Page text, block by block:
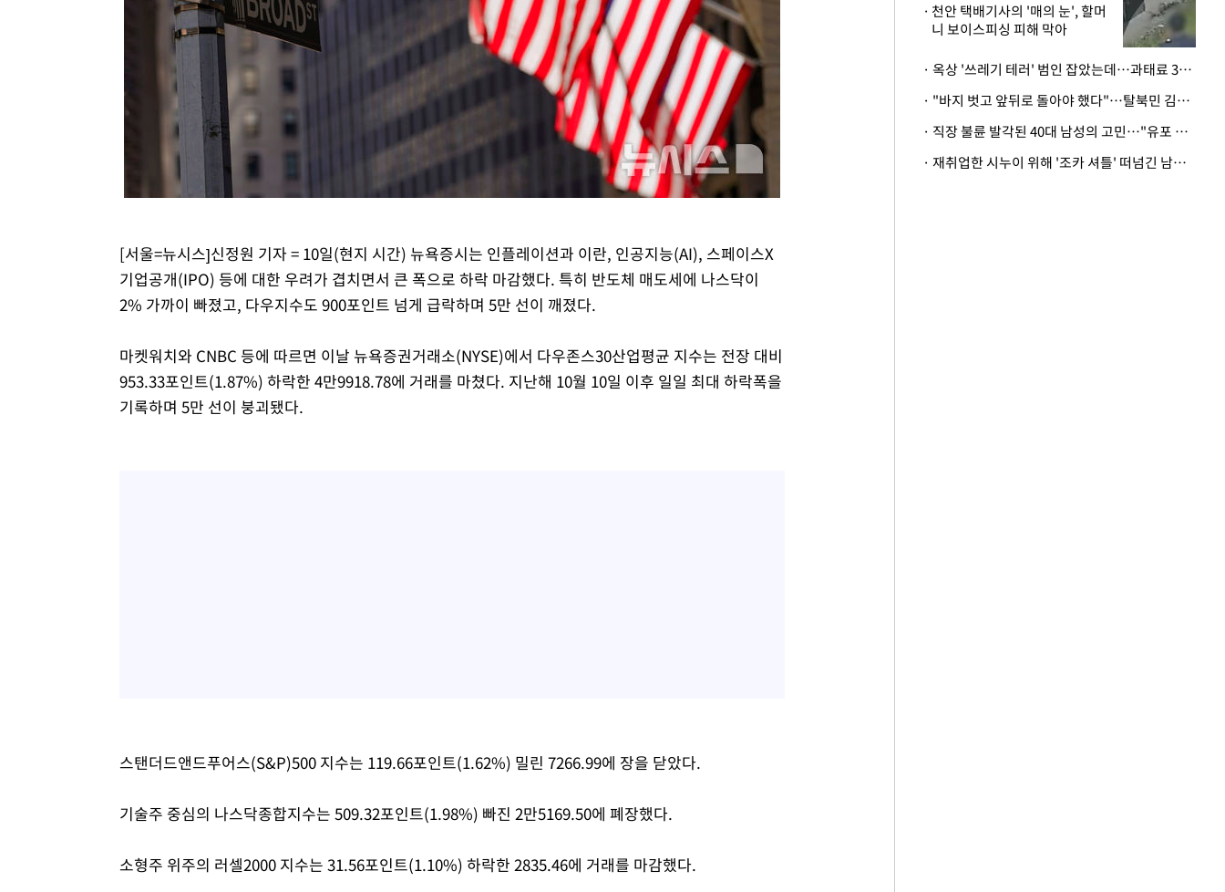
외신들도 주목한 韓축구 파문…"국민적 공분에 수사 재개"
11시간 압수수색에 성접대 파문까지…'쑥대밭' 된 축구협회
[속보]규제합리화위원회 부위원장에 김태유 서울대 공대 교수…이
[속보]국힘 윤리위, '돌려차기 발언' 진종오·서범수 징계 절차 개시
[속보] 7월 중국 수출 23.9%↑ 수입 27.5%↑…무역총액 25.3%↑
[속보]'채상병 순직 책임' 임성근, 항소심도 징역 3년
[속보]종합특검, '관저이전 봐주기 감사' 유병호 구속기소
민주 콩고 에볼라환자 4천명 돌파, 4053명 발생 1850명 사망
[서울=뉴시스]신정원 기자 = 10일(현지 시간) 뉴욕증시는 인플레이션과 이란, 인공지능(AI), 스페이스X
기업공개(IPO) 등에 대한 우려가 겹치면서 큰 폭으로 하락 마감했다. 특히 반도체 매도세에 나스닥이
2% 가까이 빠졌고, 다우지수도 900포인트 넘게 급락하며 5만 선이 깨졌다.
마켓워치와 CNBC 등에 따르면 이날 뉴욕증권거래소(NYSE)에서 다우존스30산업평균 지수는 전장 대비
953.33포인트(1.87%) 하락한 4만9918.78에 거래를 마쳤다. 지난해 10월 10일 이후 일일 최대 하락폭을
기록하며 5만 선이 붕괴됐다.
스탠더드앤드푸어스(S&P)500 지수는 119.66포인트(1.62%) 밀린 7266.99에 장을 닫았다.
기술주 중심의 나스닥종합지수는 509.32포인트(1.98%) 빠진 2만5169.50에 폐장했다.
소형주 위주의 러셀2000 지수는 31.56포인트(1.10%) 하락한 2835.46에 거래를 마감했다.
천안 택배기사의 '매의 눈', 할머
니 보이스피싱 피해 막아
· 옥상 '쓰레기 테러' 범인 잡았는데…과태료 3만원 처분에 숙박업주 허탈
· "바지 벗고 앞뒤로 돌아야 했다"…탈북민 김서아, 기쁨조 검사 수치심 회상
· 직장 불륜 발각된 40대 남성의 고민…"유포 동료 명예훼손·협박죄 고소 가능할까"
· 재취업한 시누이 위해 '조카 셔틀' 떠넘긴 남편…아내 "난 못한다"